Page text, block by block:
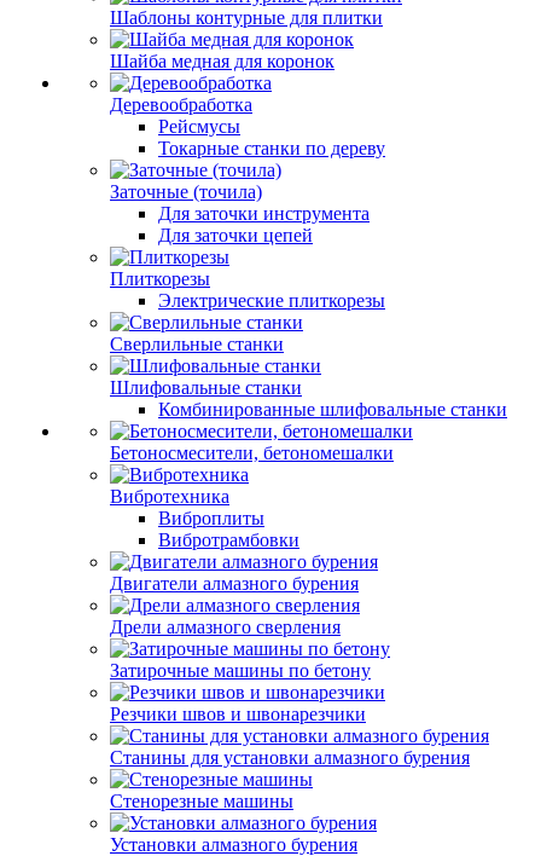
Шаблоны контурные для плитки
Шайба медная для коронок
Деревообработка
Рейсмусы
Токарные станки по дереву
Заточные (точила)
Для заточки инструмента
Для заточки цепей
Плиткорезы
Электрические плиткорезы
Сверлильные станки
Шлифовальные станки
Комбинированные шлифовальные станки
Бетоносмесители, бетономешалки
Вибротехника
Виброплиты
Вибротрамбовки
Двигатели алмазного бурения
Дрели алмазного сверления
Затирочные машины по бетону
Резчики швов и швонарезчики
Станины для установки алмазного бурения
Стенорезные машины
Установки алмазного бурения